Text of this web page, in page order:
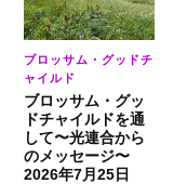
ブロッサム・グッドチ
ャイルド
ブロッサム・グッ
ドチャイルドを通
して〜光連合から
のメッセージ〜
2026年7月25日